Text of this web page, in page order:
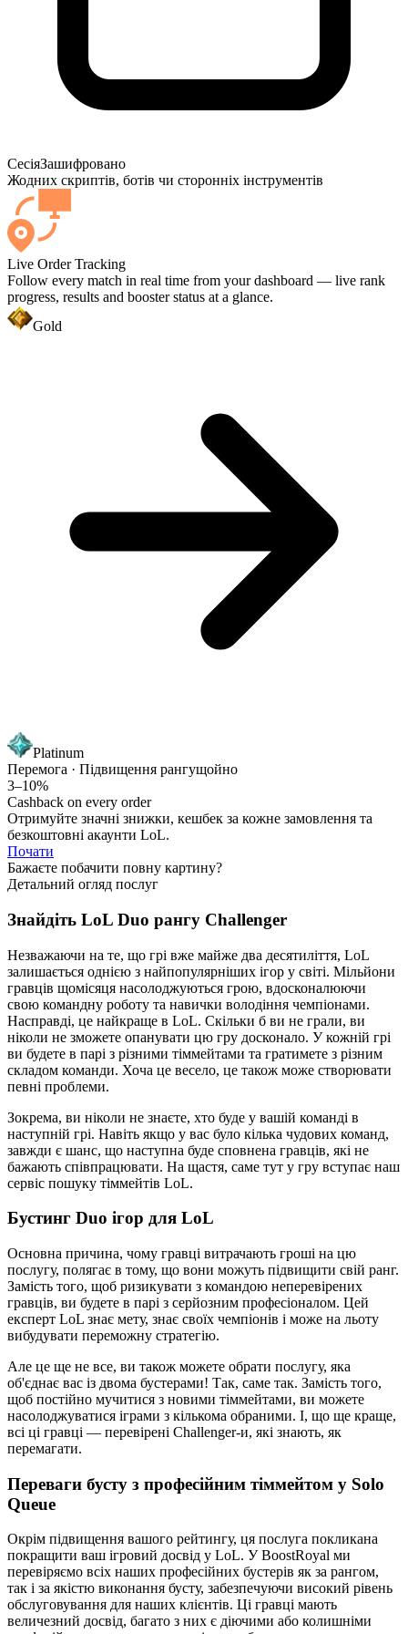
СесіяЗашифровано
Жодних скриптів, ботів чи сторонніх інструментів
Live Order Tracking
Follow every match in real time from your dashboard — live rank
progress, results and booster status at a glance.
Gold
Platinum
Перемога · Підвищення рангущойно
3–10%
Cashback on every order
Отримуйте значні знижки, кешбек за кожне замовлення та
безкоштовні акаунти LoL.
Почати
Бажаєте побачити повну картину?
Детальний огляд послуг
Знайдіть LoL Duo рангу Challenger
Незважаючи на те, що грі вже майже два десятиліття, LoL
залишається однією з найпопулярніших ігор у світі. Мільйони
гравців щомісяця насолоджуються грою, вдосконалюючи
свою командну роботу та навички володіння чемпіонами.
Насправді, це найкраще в LoL. Скільки б ви не грали, ви
ніколи не зможете опанувати цю гру досконало. У кожній грі
ви будете в парі з різними тіммейтами та гратимете з різним
складом команди. Хоча це весело, це також може створювати
певні проблеми.
Зокрема, ви ніколи не знаєте, хто буде у вашій команді в
наступній грі. Навіть якщо у вас було кілька чудових команд,
завжди є шанс, що наступна буде сповнена гравців, які не
бажають співпрацювати. На щастя, саме тут у гру вступає наш
сервіс пошуку тіммейтів LoL.
Бустинг Duo ігор для LoL
Основна причина, чому гравці витрачають гроші на цю
послугу, полягає в тому, що вони можуть підвищити свій ранг.
Замість того, щоб ризикувати з командою неперевірених
гравців, ви будете в парі з серйозним професіоналом. Цей
експерт LoL знає мету, знає своїх чемпіонів і може на льоту
вибудувати переможну стратегію.
Але це ще не все, ви також можете обрати послугу, яка
об'єднає вас із двома бустерами! Так, саме так. Замість того,
щоб постійно мучитися з новими тіммейтами, ви можете
насолоджуватися іграми з кількома обраними. І, що ще краще,
всі ці гравці — перевірені Challenger-и, які знають, як
перемагати.
Переваги бусту з професійним тіммейтом у Solo
Queue
Окрім підвищення вашого рейтингу, ця послуга покликана
покращити ваш ігровий досвід у LoL. У BoostRoyal ми
перевіряємо всіх наших професійних бустерів як за рангом,
так і за якістю виконання бусту, забезпечуючи високий рівень
обслуговування для наших клієнтів. Ці гравці мають
величезний досвід, багато з них є діючими або колишніми